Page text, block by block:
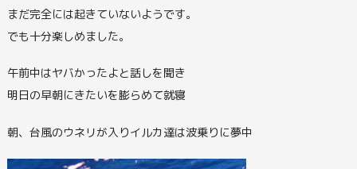
まだ完全には起きていないようです。
でも十分楽しめました。
午前中はヤバかったよと話しを聞き
明日の早朝にきたいを膨らめて就寝
朝、台風のウネリが入りイルカ達は波乗りに夢中